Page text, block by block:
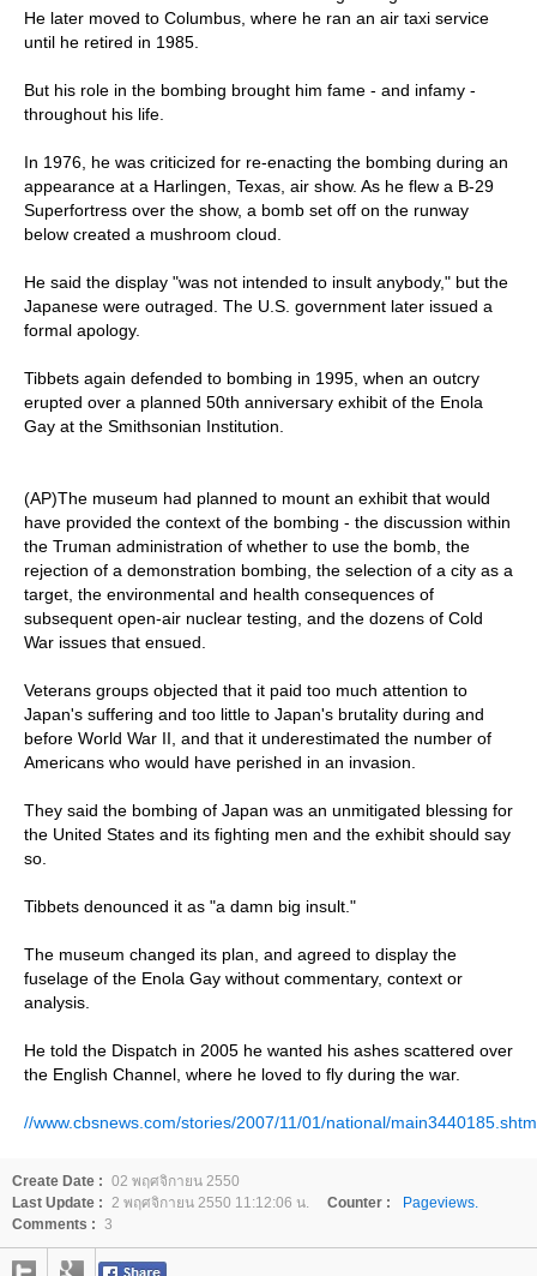
He later moved to Columbus, where he ran an air taxi service
until he retired in 1985.
But his role in the bombing brought him fame - and infamy -
throughout his life.
In 1976, he was criticized for re-enacting the bombing during an
appearance at a Harlingen, Texas, air show. As he flew a B-29
Superfortress over the show, a bomb set off on the runway
below created a mushroom cloud.
He said the display "was not intended to insult anybody," but the
Japanese were outraged. The U.S. government later issued a
formal apology.
Tibbets again defended to bombing in 1995, when an outcry
erupted over a planned 50th anniversary exhibit of the Enola
Gay at the Smithsonian Institution.
(AP)The museum had planned to mount an exhibit that would
have provided the context of the bombing - the discussion within
the Truman administration of whether to use the bomb, the
rejection of a demonstration bombing, the selection of a city as a
target, the environmental and health consequences of
subsequent open-air nuclear testing, and the dozens of Cold
War issues that ensued.
Veterans groups objected that it paid too much attention to
Japan's suffering and too little to Japan's brutality during and
before World War II, and that it underestimated the number of
Americans who would have perished in an invasion.
They said the bombing of Japan was an unmitigated blessing for
the United States and its fighting men and the exhibit should say
so.
Tibbets denounced it as "a damn big insult."
The museum changed its plan, and agreed to display the
fuselage of the Enola Gay without commentary, context or
analysis.
He told the Dispatch in 2005 he wanted his ashes scattered over
the English Channel, where he loved to fly during the war.
//www.cbsnews.com/stories/2007/11/01/national/
Create Date : 02 พฤศจิกายน 2550
Last Update : 2 พฤศจิกายน 2550 11:12:06 น. Counter :
Pageviews.
Comments : 3